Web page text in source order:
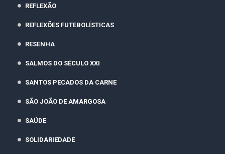
REFLEXÃO
REFLEXÕES FUTEBOLÍSTICAS
RESENHA
SALMOS DO SÉCULO XXI
SANTOS PECADOS DA CARNE
SÃO JOÃO DE AMARGOSA
SAÚDE
SOLIDARIEDADE